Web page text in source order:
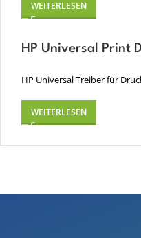
WEITERLESEN
HP Universal Print
HP Universal Treiber für
WEITERLESEN